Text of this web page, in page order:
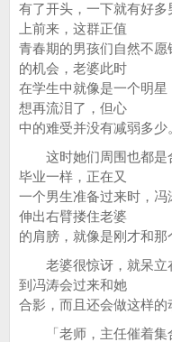
有了开头，一下就有好
上前来，这群正值
青春期的男孩们自然不
的机会，老婆此时
在学生中就像是一个明
想再流泪了，但心
中的难受并没有减弱多少
这时她们周围也都是
毕业一样，正在又
一个男生准备过来时，
伸出右臂搂住老婆
的肩膀，就像是刚才和那
老婆很惊讶，就呆立
到冯涛会过来和她
合影，而且还会做这样的
「老师，主任催着集